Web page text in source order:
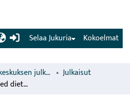
(current) Kokoelmat
Selaa Jukuria
Luonnonvarakeskuksen julkaisut
Julkaisut
Blårävens fothälsa med dieter med olika Ca:P förhållanden